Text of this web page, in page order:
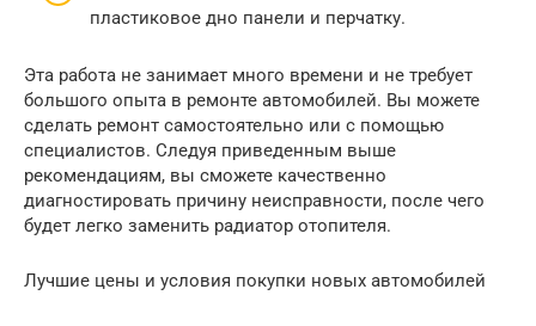
пластиковое дно панели и перчатку.
Эта работа не занимает много времени и не требует
большого опыта в ремонте автомобилей. Вы можете
сделать ремонт самостоятельно или с помощью
специалистов. Следуя приведенным выше
рекомендациям, вы сможете качественно
диагностировать причину неисправности, после чего
будет легко заменить радиатор отопителя.
Лучшие цены и условия покупки новых автомобилей